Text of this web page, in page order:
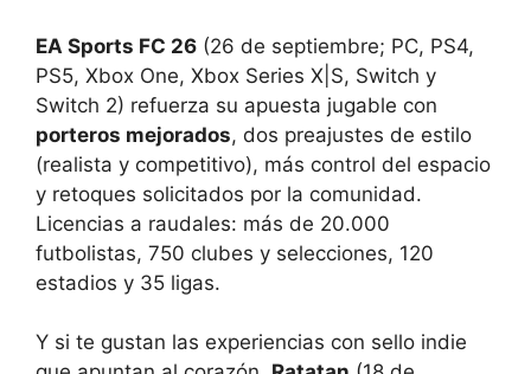
EA Sports FC 26 (26 de septiembre; PC, PS4,
PS5, Xbox One, Xbox Series X|S, Switch y
Switch 2) refuerza su apuesta jugable con
porteros mejorados, dos preajustes de estilo
(realista y competitivo), más control del espacio
y retoques solicitados por la comunidad.
Licencias a raudales: más de 20.000
futbolistas, 750 clubes y selecciones, 120
estadios y 35 ligas.
Y si te gustan las experiencias con sello indie